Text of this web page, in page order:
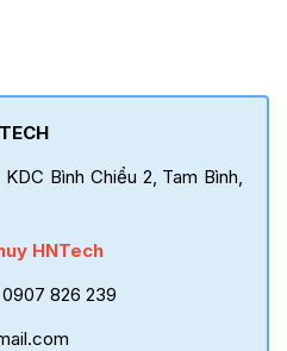
Bình Chiểu 2, Tam Bình,
HNTech
826 239